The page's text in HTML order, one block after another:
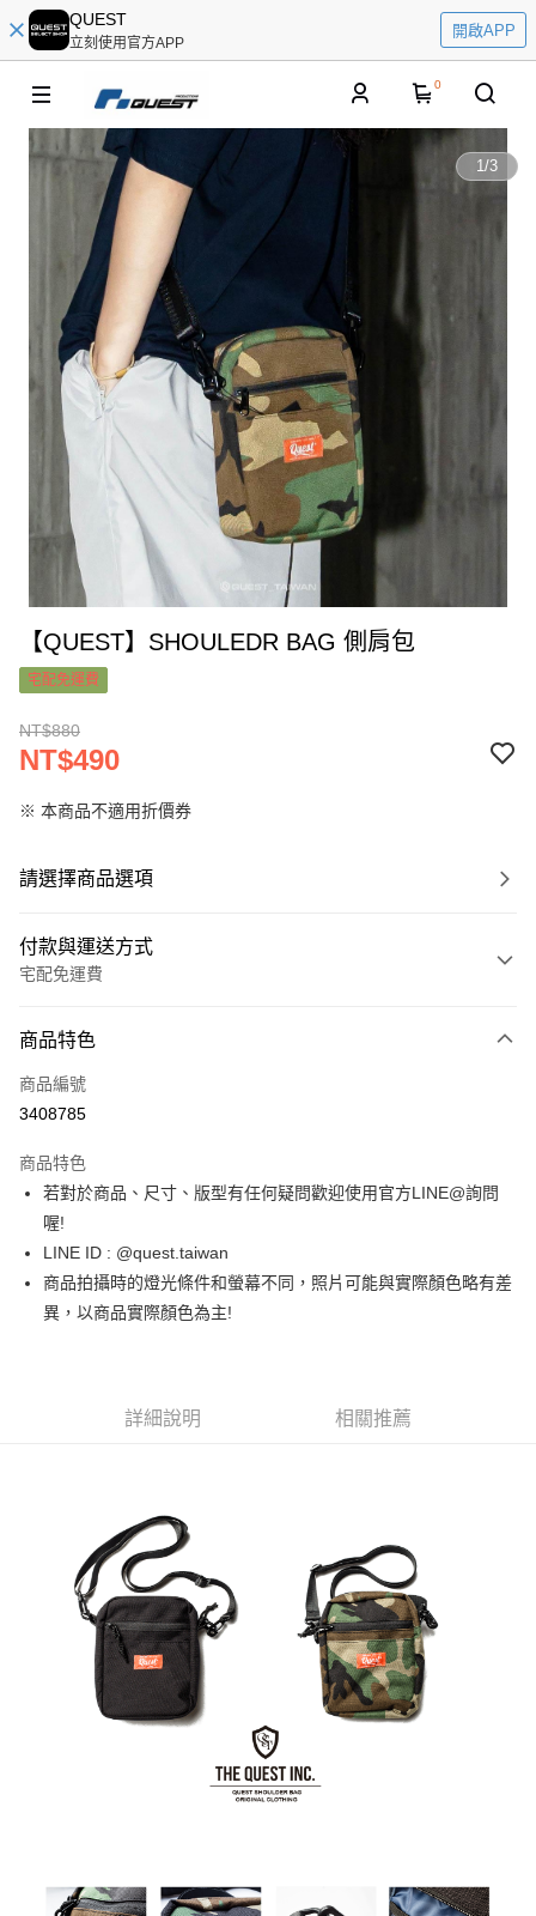
QUEST
立刻使用官方APP
開啟APP
0
1/3
【QUEST】SHOULEDR BAG 側肩包
宅配免運費
NT$880
NT$490
※ 本商品不適用折價券
請選擇商品選項
付款與運送方式
宅配免運費
信用卡一次付款
超商取貨付款
街口支付
ATM付款
運送方式
每筆NT$80，滿NT$1,000(含以上)免運費
宅配(自取)
付款後門市自取
商品特色
商品編號
3408785
商品特色
若對於商品、尺寸、版型有任何疑問歡迎使用官方LINE@詢問
喔!
LINE ID : @quest.taiwan
商品拍攝時的燈光條件和螢幕不同，照片可能與實際顏色略有差
異，以商品實際顏色為主!
詳細說明 相關推薦